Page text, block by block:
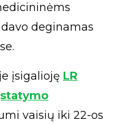
deginamas
įsigalioję LR
vaisių iki 22-os